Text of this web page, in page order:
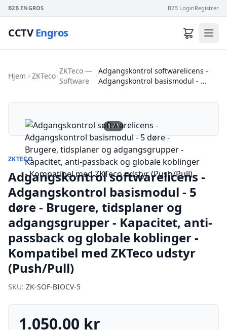
B2B ENGROS B2B LoginRegistrer
CCTVEngros
Hjem ZKTeco
ZKTeco —
Software
Adgangskontrol softwarelicens -
Adgangskontrol basismodul - …
1/1
ZKTECO
Adgangskontrol softwarelicens -
Adgangskontrol basismodul - 5
døre - Brugere, tidsplaner og
adgangsgrupper - Kapacitet, anti-
passback og globale koblinger -
Kompatibel med ZKTeco udstyr
(Push/Pull)
SKU: ZK-SOF-BIOCV-5
1.050.00 kr